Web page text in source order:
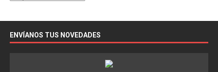
ENVÍANOS TUS NOVEDADES